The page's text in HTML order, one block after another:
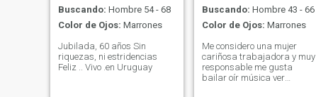
Buscando: Hombre 54 - 68
Color de Ojos: Marrones
Jubilada, 60 años Sin
riquezas, ni estridencias
Feliz .. Vivo .en Uruguay
Buscando: Hombre 43 - 66
Color de Ojos: Marrones
Me considero una mujer
cariñosa trabajadora y muy
responsable me gusta
bailar oír música ver